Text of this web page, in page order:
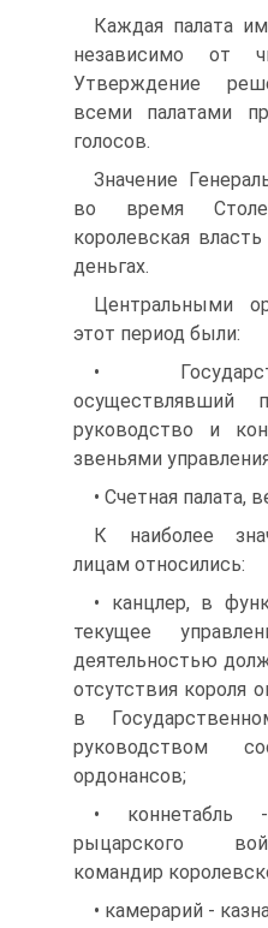
Каждая палата
независимо от
Утверждение
всеми палатами
голосов.
Значение
во время
королевская
деньгах.
Центральными
этот период были:
•
осуществлявший
руководство и
звеньями
• Счетная палата,
К наиболее
лицам относились:
• канцлер, в
текущее
деятельностью
отсутствия короля
в
руководством
ордонансов;
• коннетабль
рыцарского
командир
• камерарий -